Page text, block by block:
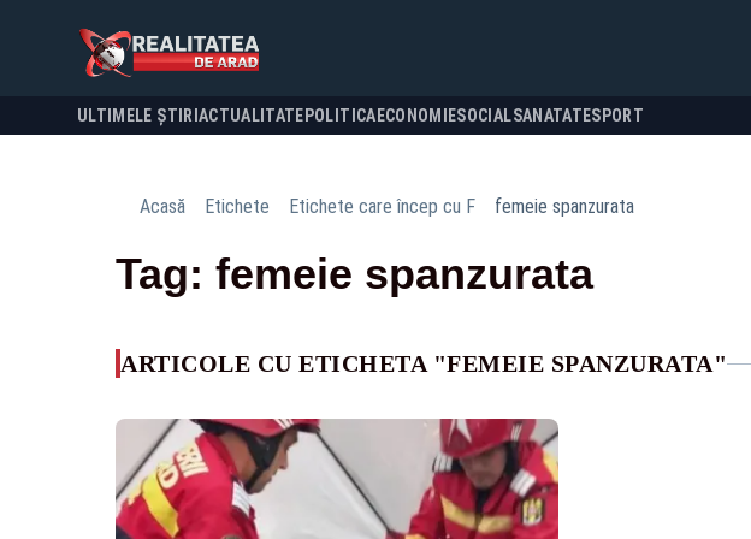
ULTIMELE ȘTIRI ACTUALITATE POLITICA ECONOMIESOCIALSANATATESPORT
Acasă Etichete Etichete care încep cu F femeie spanzurata
Tag: femeie spanzurata
ARTICOLE CU ETICHETA "FEMEIE SPANZURATA"